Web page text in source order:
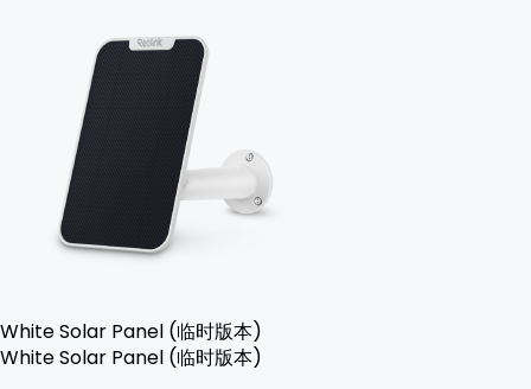
White Solar Panel (临时版本)
White Solar Panel (临时版本)